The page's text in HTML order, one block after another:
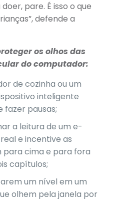
pare. É isso o que
defende a
os olhos das
do computador:
de cozinha ou um
inteligente
pausas;
a leitura de um e-
e incentive as
para cima e para fora
capítulos;
um nível em um
olhem pela janela por